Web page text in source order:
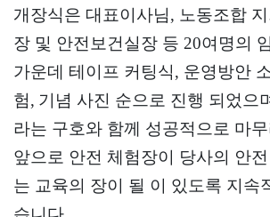
개장식은 대표이사님, 노동조합
장 및 안전보건실장 등 20여명의
가운데 테이프 커팅식, 운영방안
험, 기념 사진 순으로 진행 되었으
라는 구호와 함께 성공적으로 마
앞으로 안전 체험장이 당사의 안
는 교육의 장이
될 이 있도록 지속